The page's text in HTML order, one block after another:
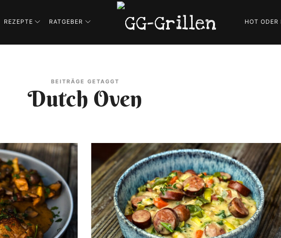
REZEPTE RATGEBER
GG-
REZEPTE
|
HOT ODER
BEITRÄGE GETAGGT
Dutch Oven